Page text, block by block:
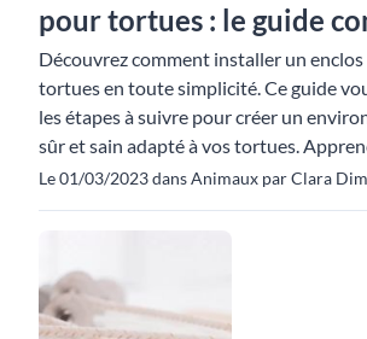
pour tortues : le guide
Découvrez comment installer un
tortues en toute simplicité. Ce guide
les étapes à suivre pour créer un
sûr et sain adapté à vos tortues.
Le 01/03/2023 dans Animaux par Clara